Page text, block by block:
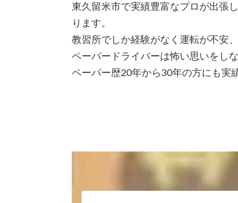
東久留米市で実績豊富なプロが出張
ります。
教習所でしか経験がなく運転が不安
ペーパードライバーは怖い思いをし
ペーパー歴20年から30年の方にも実